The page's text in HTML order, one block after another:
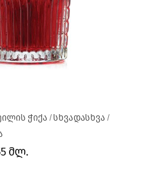
ჭიქა
სხვადასხვა
მლ.